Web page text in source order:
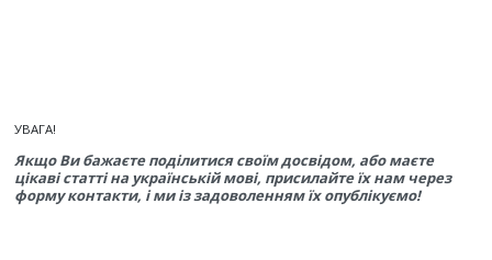
УВАГА!
Якщо Ви бажаєте поділитися своїм досвідом, або маєте
цікаві статті на українській мові, присилайте їх нам через
форму контакти, і ми із задоволенням їх опублікуємо!